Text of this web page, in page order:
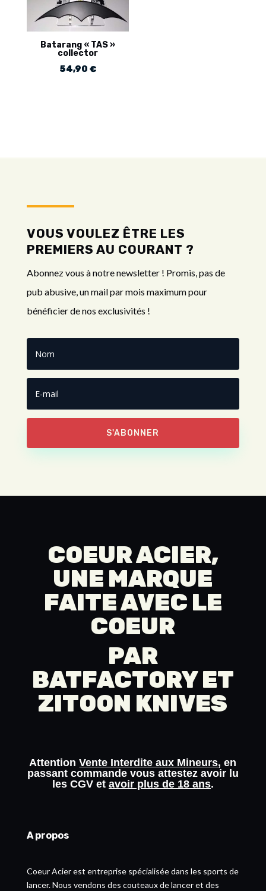
Batarang « TAS »
collector
54,90 €
VOUS VOULEZ ÊTRE LES
PREMIERS AU COURANT ?
Abonnez vous à notre newsletter ! Promis, pas de
pub abusive, un mail par mois maximum pour
bénéficier de nos exclusivités !
S'ABONNER
COEUR ACIER,
UNE MARQUE
FAITE AVEC LE
COEUR
PAR
BATFACTORYET
ZITOON KNIVES
AttentionVente Interdite aux Mineurs, en
passant commande vous attestez avoir lu
les CGVet avoir plus de 18 ans.
A propos
Coeur Acier est entreprise spécialisée dans les sports de
lancer. Nous vendons des couteaux de lancer et des